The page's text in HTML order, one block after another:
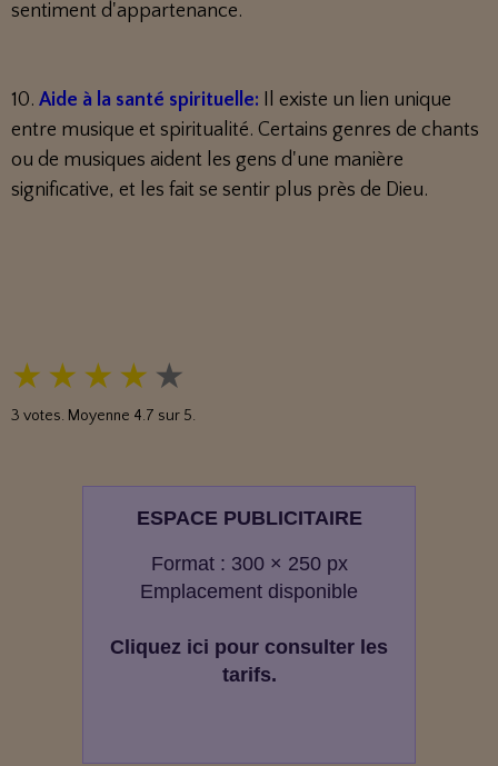
sentiment d'appartenance.
10. Aide à la santé spirituelle: Il existe un lien unique
entre musique et spiritualité. Certains genres de chants
ou de musiques aident les gens d'une manière
significative, et les fait se sentir plus près de Dieu.
★ ★ ★ ★ ★
3 votes. Moyenne 4.7 sur 5.
ESPACE PUBLICITAIRE
Format : 300 × 250 px
Emplacement disponible
Cliquez ici pour consulter les
tarifs.